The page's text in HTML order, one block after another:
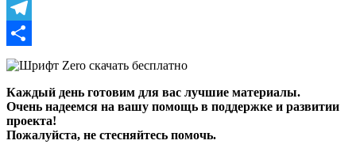
Odnoklassniki
Telegram
Отправить
Каждый день готовим для вас лучшие материалы.
Очень надеемся на вашу помощь в поддержке и развитии
проекта!
Пожалуйста, не стесняйтесь помочь.